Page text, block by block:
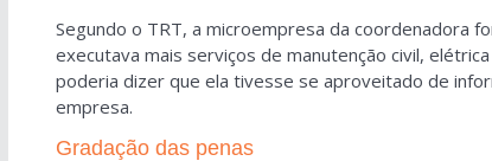
Segundo o TRT, a microempresa da coordenadora
executava mais serviços de manutenção civil,
poderia dizer que ela tivesse se aproveitado de
empresa.
Gradação das penas